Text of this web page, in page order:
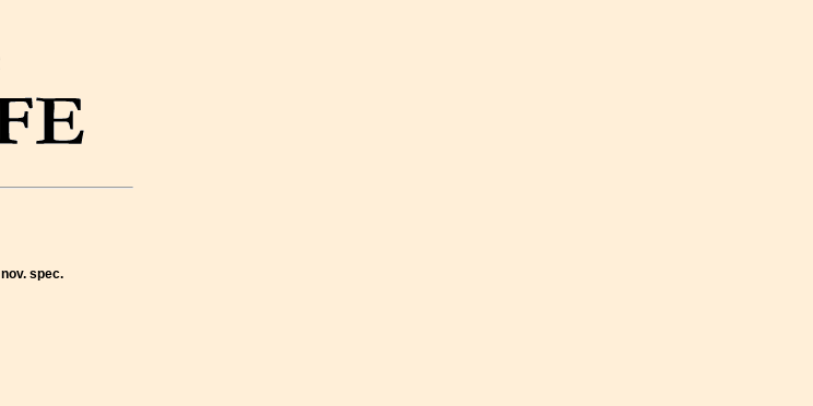
nov. spec.